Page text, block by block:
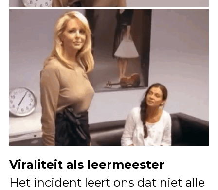
Viraliteit als leermeester
Het incident leert ons dat niet alle